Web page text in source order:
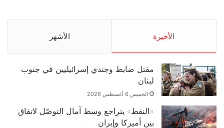
خمر؟!.
الأخيرة الأشهر
مقتل ضابط وجندي إسرائيليين في جنوب
لبنان
الخميس 6 أغسطس 2026
«النفط» يتراجع وسط آمال التوصّل لاتفاق
بين أميركا وإيران